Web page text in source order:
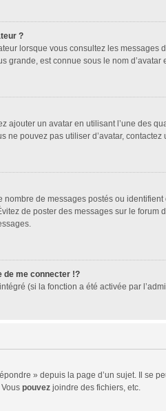
?
lorsque vous consultez les
grande, est connue sous le nom
ajouter un avatar en utilisant l’une des
pouvez pas utiliser d’avatar,
de messages postés ou
de poster des messages sur le
de me connecter !?
(si la fonction a été activée par
» depuis la page d’un sujet. Il se
pouvez joindre des fichiers, etc.